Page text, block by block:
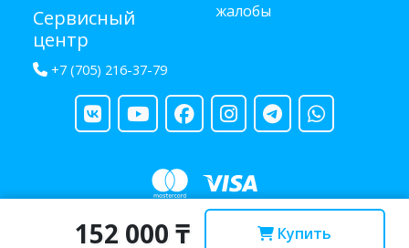
152 000 ₸ Купить
Сервисный
центр
+7 (705) 216-37-79
жалобы
Copyright © 2013 - 2026 RUBA - разработаноwebula.kz